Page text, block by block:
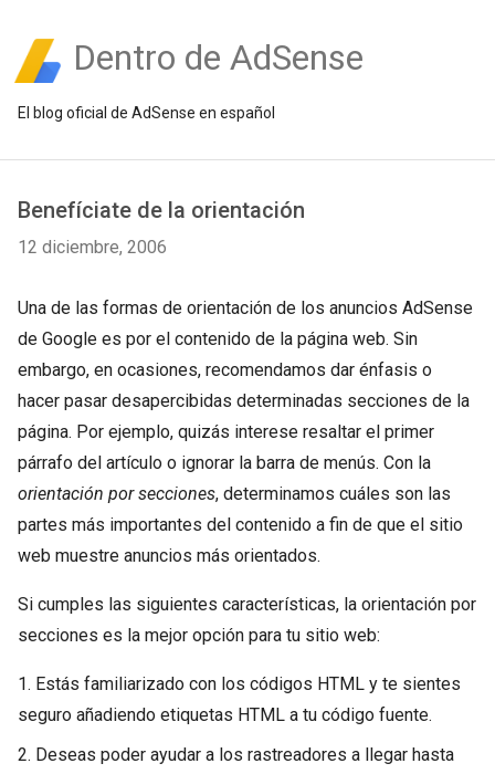
Dentro de AdSense
El blog oficial de AdSense en español
Benefíciate de la orientación
12 diciembre, 2006
Una de las formas de orientación de los anuncios AdSense
de Google es por el contenido de la página web. Sin
embargo, en ocasiones, recomendamos dar énfasis o
hacer pasar desapercibidas determinadas secciones de la
página. Por ejemplo, quizás interese resaltar el primer
párrafo del artículo o ignorar la barra de menús. Con la
orientación por secciones, determinamos cuáles son las
partes más importantes del contenido a fin de que el sitio
web muestre anuncios más orientados.
Si cumples las siguientes características, la orientación por
secciones es la mejor opción para tu sitio web:
1. Estás familiarizado con los códigos HTML y te sientes
seguro añadiendo etiquetas HTML a tu código fuente.
2. Deseas poder ayudar a los rastreadores a llegar hasta